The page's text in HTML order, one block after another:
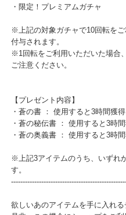
【プレゼント対象ガチャ】
・強化促進ガチャ
・輝きのオーブガチャ
・限定！プレミアムガチャ
※1回転をご利用いただいた場
ご注意ください。
【プレゼント内容】
・蒼の書 ： 使用すると3時間
・蒼の秘伝書 ： 使用すると3